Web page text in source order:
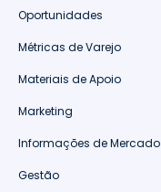
Oportunidades
Métricas de Varejo
Materiais de Apoio
Marketing
Informações de Mercado
Gestão